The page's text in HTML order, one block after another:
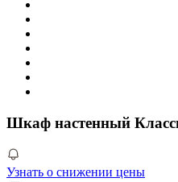
Шкаф настенный
Узнать о снижении цены